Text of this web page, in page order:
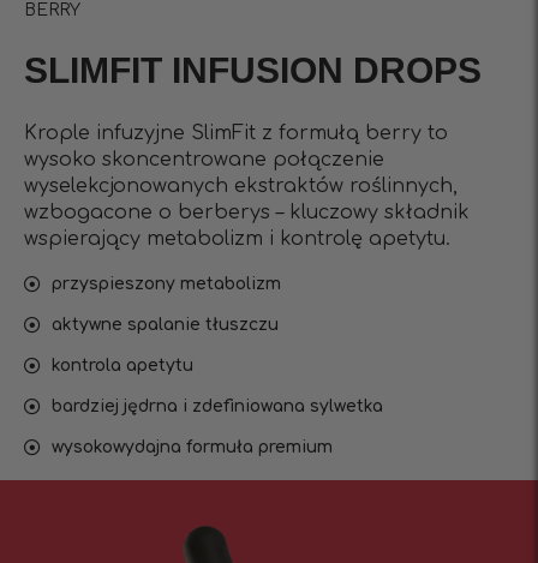
BERRY
SLIMFIT INFUSIОN DROPS
Krople infuzyjne SlimFit z formułą berry to
wysoko skoncentrowane połączenie
wyselekcjonowanych ekstraktów roślinnych,
wzbogacone o berberys – kluczowy składnik
wspierający metabolizm i kontrolę apetytu.
przyspieszony metabolizm
aktywne spalanie tłuszczu
kontrola apetytu
bardziej jędrna i zdefiniowana sylwetka
wysokowydajna formuła premium